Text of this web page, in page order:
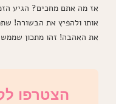
אז מה אתם מחכים? הגיע
אותו ולהפיץ את הבשורה!
את האהבה! זהו מתכון שממש
הצטרפו